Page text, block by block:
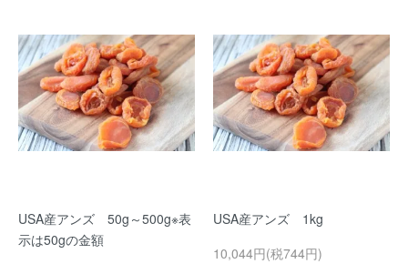
USA産アンズ 50g～500g※表
示は50gの金額
USA産アンズ 1kg
10,044円(税744円)